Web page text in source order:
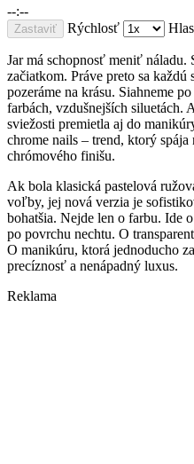
--:--
Zastaviť Rýchlosť Hlas
Jar má schopnosť meniť náladu.
začiatkom. Práve preto sa každú
pozeráme na krásu. Siahneme
farbách, vzdušnejších siluetách.
sviežosti premietla aj do
chrome nails – trend, ktorý
chrómového finišu.
Ak bola klasická pastelová
voľby, jej nová verzia je
bohatšia. Nejde len o farbu. Ide
po povrchu nechtu. O
O manikúru, ktorá jednoducho
precíznosť a nenápadný luxus.
Reklama